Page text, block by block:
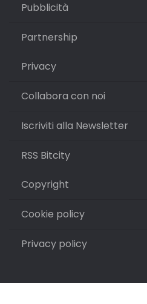
Pubblicità
Partnership
Privacy
Collabora con noi
Iscriviti alla Newsletter
RSS Bitcity
Copyright
Cookie policy
Privacy policy